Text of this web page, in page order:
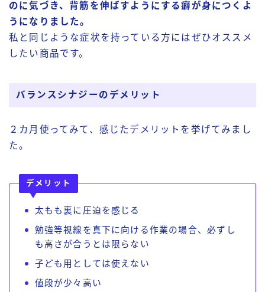
のに気づき、背筋を伸ばすようにする癖が身につくよ
うになりました。
私と同じような症状を持っている方にはぜひオススメ
したい商品です。
バランスシナジーのデメリット
２カ月使ってみて、感じたデメリットを挙げてみまし
た。
デメリット
太もも裏に圧迫を感じる
勉強等視線を真下に向ける作業の場合、必ずし
も高さが合うとは限らない
子ども用としては使えない
値段が少々高い
Youtubeでも解説しております